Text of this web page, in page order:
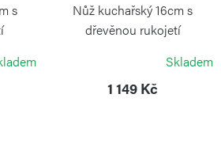
s
Nůž kuchařský 16cm s
dřevěnou rukojetí
Skladem
1 149 Kč